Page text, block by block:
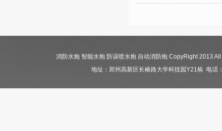
消防水炮 智能水炮 防误喷水炮 自动消防炮 CopyRight 2013
地址：郑州高新区长椿路大学科技园Y21栋 电